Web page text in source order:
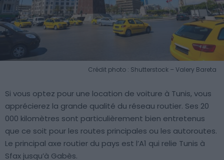
Crédit photo : Shutterstock – Valery Bareta
Si vous optez pour une location de voiture à Tunis, vous
apprécierez la grande qualité du réseau routier. Ses 20
000 kilomètres sont particulièrement bien entretenus
que ce soit pour les routes principales ou les autoroutes.
Le principal axe routier du pays est l’A1 qui relie Tunis à
Sfax jusqu’à Gabès.